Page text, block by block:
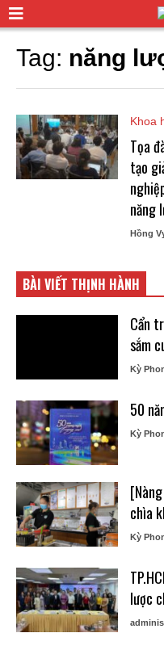
Tag: năng
Khoa
Tọa
tạo
năng
Hồng
BÀI VIẾT THỊNH HÀNH
Cẩn
sắm
Kỳ
50
Kỳ
chìa
Kỳ
lược